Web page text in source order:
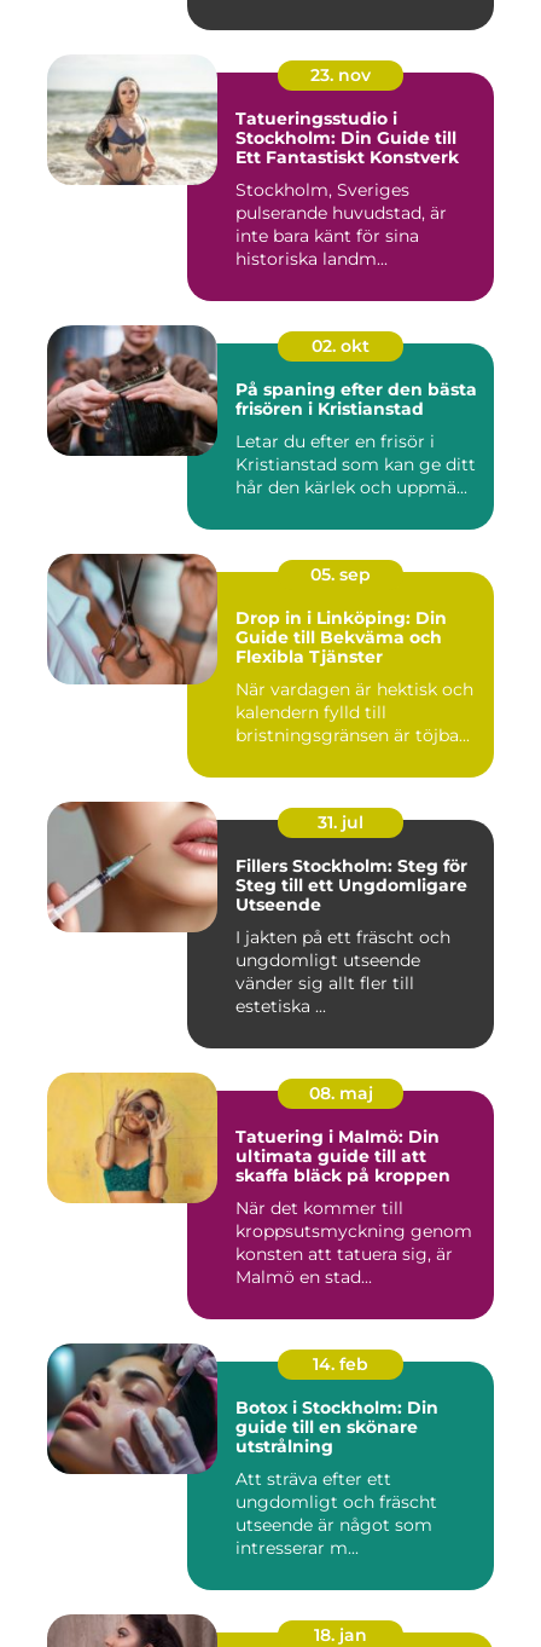
23. nov
Tatueringsstudio i
Stockholm: Din Guide till
Ett Fantastiskt Konstverk
Stockholm, Sveriges
pulserande huvudstad, är
inte bara känt för sina
historiska landm...
02. okt
På spaning efter den bästa
frisören i Kristianstad
Letar du efter en frisör i
Kristianstad som kan ge ditt
hår den kärlek och uppmä...
05. sep
Drop in i Linköping: Din
Guide till Bekväma och
Flexibla Tjänster
När vardagen är hektisk och
kalendern fylld till
bristningsgränsen är töjba...
31. jul
Fillers Stockholm: Steg för
Steg till ett Ungdomligare
Utseende
I jakten på ett fräscht och
ungdomligt utseende
vänder sig allt fler till
estetiska ...
08. maj
Tatuering i Malmö: Din
ultimata guide till att
skaffa bläck på kroppen
När det kommer till
kroppsutsmyckning genom
konsten att tatuera sig, är
Malmö en stad...
14. feb
Botox i Stockholm: Din
guide till en skönare
utstrålning
Att sträva efter ett
ungdomligt och fräscht
utseende är något som
intresserar m...
18. jan